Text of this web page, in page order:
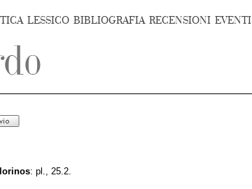
LESSICO BIBLIOGRAFIA RECENSIONI EVENTI
: pl., 25.2.